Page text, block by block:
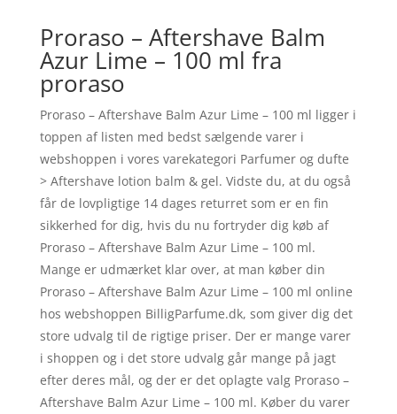
Proraso – Aftershave Balm
Azur Lime – 100 ml fra
proraso
Proraso – Aftershave Balm Azur Lime – 100 ml ligger i
toppen af listen med bedst sælgende varer i
webshoppen i vores varekategori Parfumer og dufte
> Aftershave lotion balm & gel. Vidste du, at du også
får de lovpligtige 14 dages returret som er en fin
sikkerhed for dig, hvis du nu fortryder dig køb af
Proraso – Aftershave Balm Azur Lime – 100 ml.
Mange er udmærket klar over, at man køber din
Proraso – Aftershave Balm Azur Lime – 100 ml online
hos webshoppen BilligParfume.dk, som giver dig det
store udvalg til de rigtige priser. Der er mange varer
i shoppen og i det store udvalg går mange på jagt
efter deres mål, og der er det oplagte valg Proraso –
Aftershave Balm Azur Lime – 100 ml. Køber du varer